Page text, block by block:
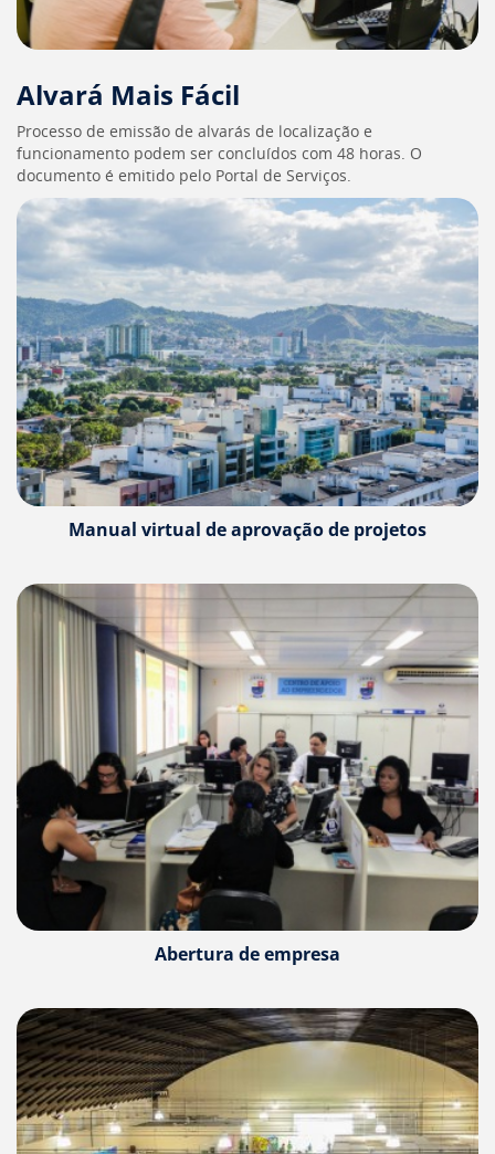
Portal
de
Serviços
[]
para
lista
de
secretarias
[]
Ir
para
a
página
de
legislação
[]
Ir
para
de
notícias
para
página
Ir
para
a
busca
[]
deste
menu
[]
Alvará Mais Fácil
Processo de emissão de alvarás de localização e
funcionamento podem ser concluídos com 48 horas. O
documento é emitido pelo Portal de Serviços.
Manual virtual de aprovação de projetos
Abertura de empresa